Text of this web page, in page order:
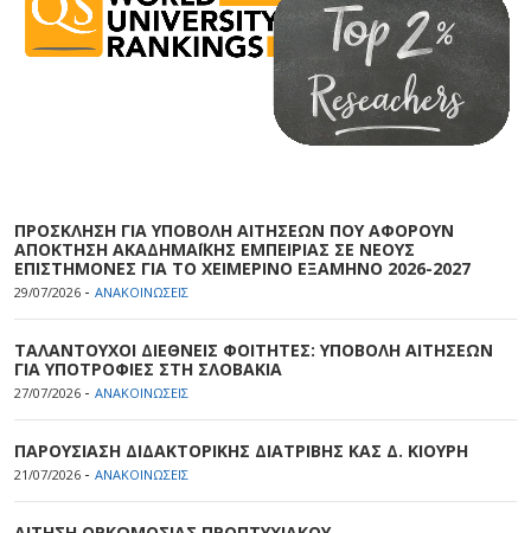
ΠΡΟΣΚΛΗΣΗ ΓΙΑ ΥΠΟΒΟΛΗ ΑΙΤΗΣΕΩΝ ΠΟΥ ΑΦΟΡΟΥΝ
ΑΠΟΚΤΗΣΗ ΑΚΑΔΗΜΑΪΚΗΣ ΕΜΠΕΙΡΙΑΣ ΣΕ ΝΕΟΥΣ
ΕΠΙΣΤΗΜΟΝΕΣ ΓΙΑ ΤΟ ΧΕΙΜΕΡΙΝΟ ΕΞΑΜΗΝΟ 2026-2027
29/07/2026 - ΑΝΑΚΟΙΝΩΣΕΙΣ
ΤΑΛΑΝΤΟΥΧΟΙ ΔΙΕΘΝΕΙΣ ΦΟΙΤΗΤΕΣ: ΥΠΟΒΟΛΗ ΑΙΤΗΣΕΩΝ
ΓΙΑ ΥΠΟΤΡΟΦΙΕΣ ΣΤΗ ΣΛΟΒΑΚΙΑ
27/07/2026 - ΑΝΑΚΟΙΝΩΣΕΙΣ
ΠΑΡΟΥΣΙΑΣΗ ΔΙΔΑΚΤΟΡΙΚΗΣ ΔΙΑΤΡΙΒΗΣ ΚΑΣ Δ. ΚΙΟΥΡΗ
21/07/2026 - ΑΝΑΚΟΙΝΩΣΕΙΣ